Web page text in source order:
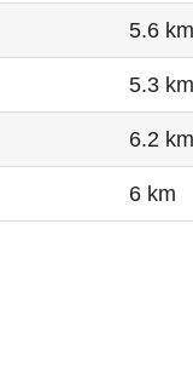
5.6 km
5.3 km
6.2 km
6 km